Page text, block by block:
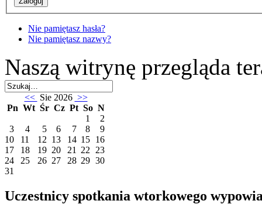
Nie pamiętasz hasła?
Nie pamiętasz nazwy?
Naszą witrynę przegląda
<< Sie 2026 >>
Pn Wt Śr Cz Pt So N
1
2
3
4 5 6 7 8
9
10
11 12 13 14 15 16
17
18 19 20 21 22
23
24
25 26 27 28 29 30
31
Uczestnicy spotkania wtorkowego